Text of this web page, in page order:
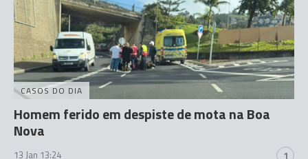
CASOS DO DIA
Homem ferido em despiste de mota na Boa
Nova
13 Jan 13:24 1